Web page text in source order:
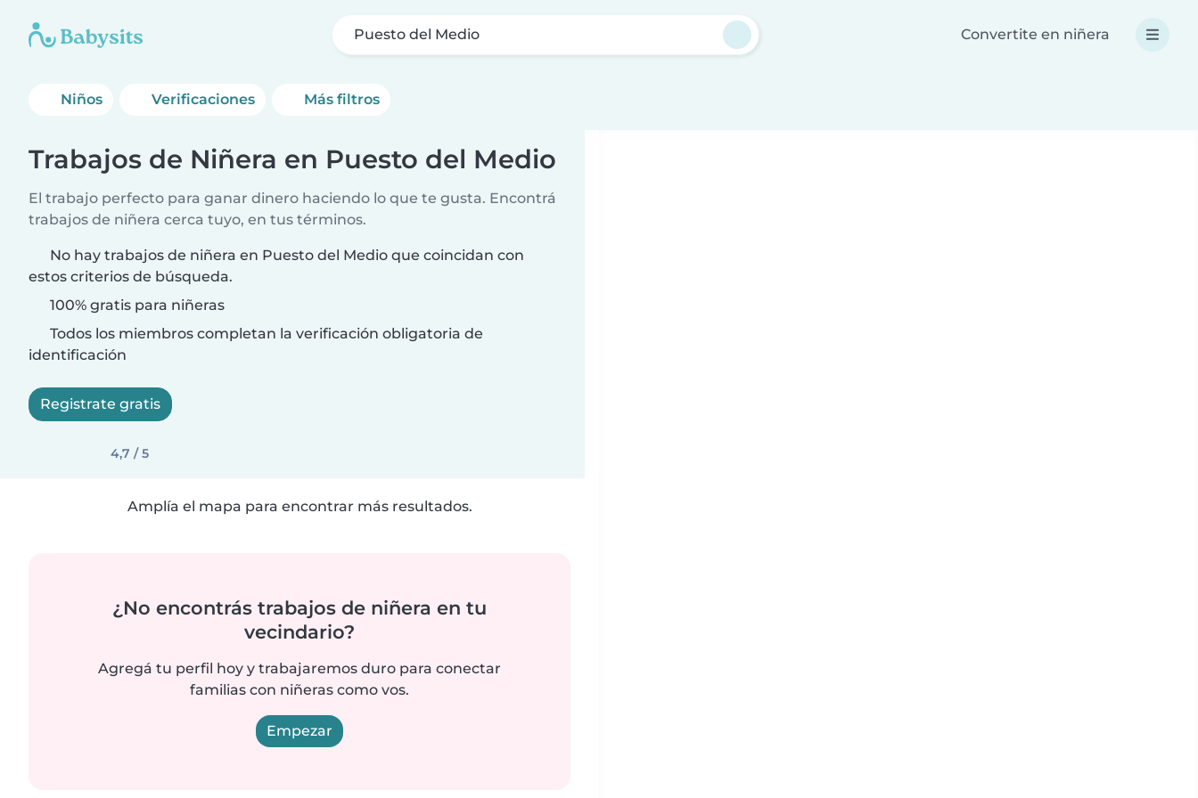
Puesto del Medio Convertite en niñera
Niños Verificaciones Más filtros
Trabajos de Niñera en Puesto del Medio
El trabajo perfecto para ganar dinero haciendo lo que te gusta. Encontrá
trabajos de niñera cerca tuyo, en tus términos.
No hay trabajos de niñera en Puesto del Medio que coincidan con
estos criterios de búsqueda.
100% gratis para niñeras
Todos los miembros completan la verificación obligatoria de
identificación
Registrate gratis
4,7 / 5
Amplía el mapa para encontrar más resultados.
¿No encontrás trabajos de niñera en tu
vecindario?
Agregá tu perfil hoy y trabajaremos duro para conectar
familias con niñeras como vos.
Empezar